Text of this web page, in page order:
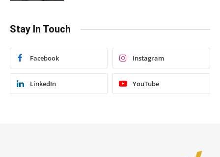
Stay In Touch
Facebook Instagram
LinkedIn YouTube